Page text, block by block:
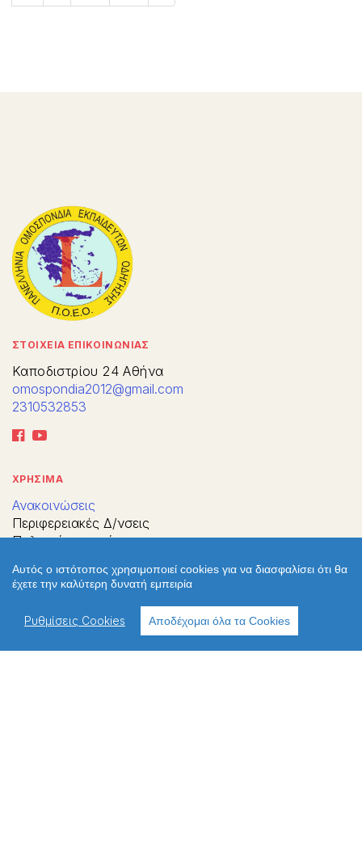
ΣΤΟΙΧΕΙΑ ΕΠΙΚΟΙΝΩΝΙΑΣ
Καποδιστρίου 24 Αθήνα
omospondia2012@gmail.com
2310532853
ΧΡΗΣΙΜΑ
Ανακοινώσεις
Περιφερειακές Δ/νσεις
Πολιτική απορρήτου
Χρήσιμοι σύνδεσμοι
Επικοινωνία
Παλιό Webite
ΔΙΕΥΘΥΝΣΗ
Αυτός ο ιστότοπος χρησιμοποιεί cookies για να διασφαλίσει ότι θα
έχετε την καλύτερη δυνατή εμπειρία
Ρυθμίσεις Cookies Αποδέχομαι όλα τα Cookies